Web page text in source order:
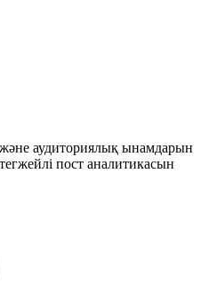
және аудиториялық ынамдарын
пост аналитикасын